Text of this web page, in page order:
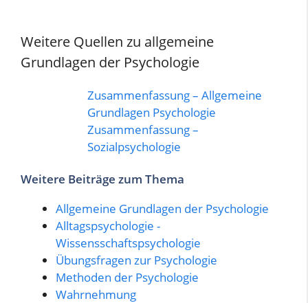
Weitere Quellen zu allgemeine
Grundlagen der Psychologie
Zusammenfassung – Allgemeine
Grundlagen Psychologie
Zusammenfassung –
Sozialpsychologie
Weitere Beiträge zum Thema
Allgemeine Grundlagen der Psychologie
Alltagspsychologie -
Wissensschaftspsychologie
Übungsfragen zur Psychologie
Methoden der Psychologie
Wahrnehmung